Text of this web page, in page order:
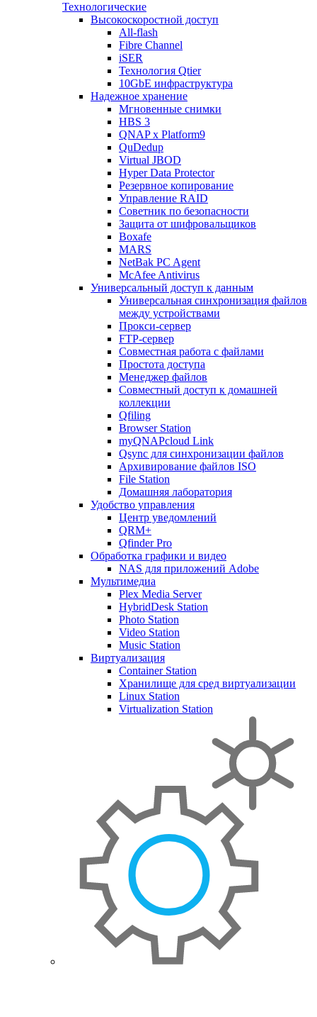
Технологические
Высокоскоростной доступ
All-flash
Fibre Channel
iSER
Технология Qtier
10GbE инфраструктура
Надежное хранение
Мгновенные снимки
HBS 3
QNAP x Platform9
QuDedup
Virtual JBOD
Hyper Data Protector
Резервное копирование
Управление RAID
Советник по безопасности
Защита от шифровальщиков
Boxafe
MARS
NetBak PC Agent
McAfee Antivirus
Универсальный доступ к данным
Универсальная синхронизация файлов
между устройствами
Прокси-сервер
FTP-сервер
Совместная работа с файлами
Простота доступа
Менеджер файлов
Совместный доступ к домашней
коллекции
Qfiling
Browser Station
myQNAPcloud Link
Qsync для синхронизации файлов
Архивирование файлов ISO
File Station
Домашняя лаборатория
Удобство управления
Центр уведомлений
QRM+
Qfinder Pro
Обработка графики и видео
NAS для приложений Adobe
Мультимедиа
Plex Media Server
HybridDesk Station
Photo Station
Video Station
Music Station
Виртуализация
Container Station
Хранилище для сред виртуализации
Linux Station
Virtualization Station